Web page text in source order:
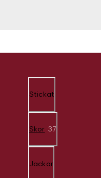
Stickat
Skor 37
Jackor